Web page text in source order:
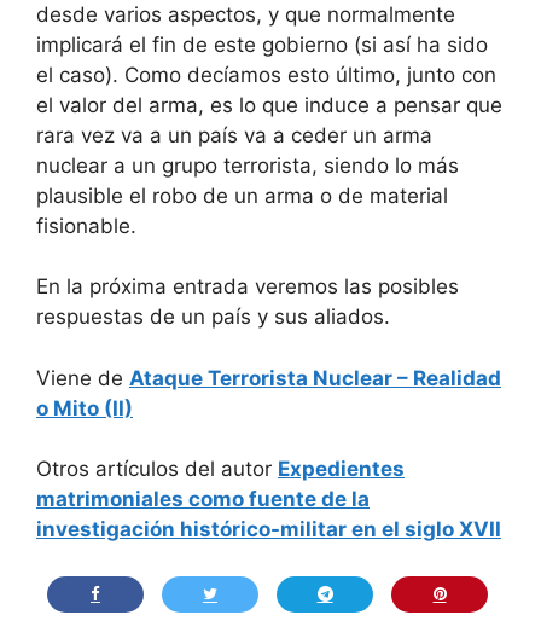
desde varios aspectos, y que normalmente
implicará el fin de este gobierno (si así ha sido
el caso). Como decíamos esto último, junto con
el valor del arma, es lo que induce a pensar que
rara vez va a un país va a ceder un arma
nuclear a un grupo terrorista, siendo lo más
plausible el robo de un arma o de material
fisionable.
En la próxima entrada veremos las posibles
respuestas de un país y sus aliados.
Viene de Ataque Terrorista Nuclear – Realidad
o Mito (II)
Otros artículos del autor Expedientes
matrimoniales como fuente de la
investigación histórico-militar en el siglo XVII